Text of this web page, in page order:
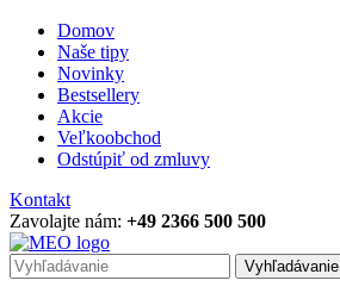
Domov
Naše tipy
Novinky
Bestsellery
Akcie
Veľkoobchod
Odstúpiť od zmluvy
Kontakt
Zavolajte nám: +49 2366 500 500
Vyhľadávanie